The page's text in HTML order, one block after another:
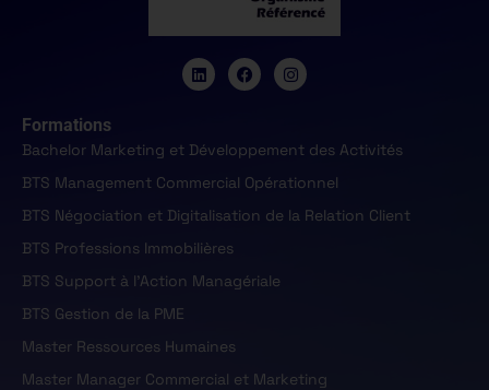
Formations
Bachelor Marketing et Développement des Activités
BTS Management Commercial Opérationnel
BTS Négociation et Digitalisation de la Relation Client
BTS Professions Immobilières
BTS Support à l'Action Managériale
BTS Gestion de la PME
Master Ressources Humaines
Master Manager Commercial et Marketing